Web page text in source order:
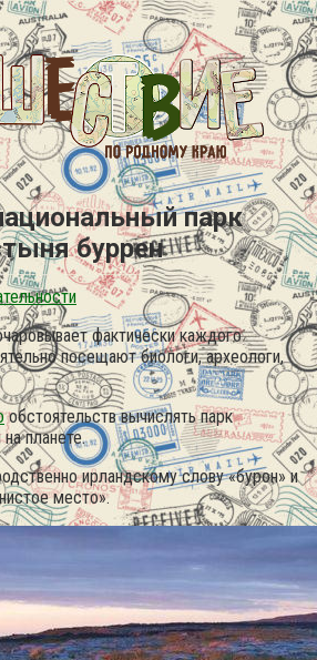
парк
буррен
фактически каждого
посещают биологи, археологи,
обстоятельств вычислять парк
планете.
ирландскому слову «бурон» и
место».